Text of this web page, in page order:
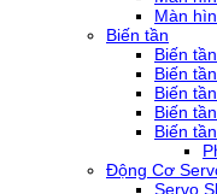
Màn
Biến tần
Biến
Biến
Biến
Biến
Biến
Động Cơ
Servo